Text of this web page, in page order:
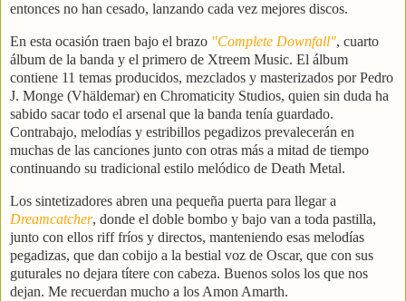
entonces no han cesado, lanzando cada vez mejores discos.
En esta ocasión traen bajo el brazo "Complete Downfall", cuarto
álbum de la banda y el primero de Xtreem Music. El álbum
contiene 11 temas producidos, mezclados y masterizados por Pedro
J. Monge (Vhäldemar) en Chromaticity Studios, quien sin duda ha
sabido sacar todo el arsenal que la banda tenía guardado.
Contrabajo, melodías y estribillos pegadizos prevalecerán en
muchas de las canciones junto con otras más a mitad de tiempo
continuando su tradicional estilo melódico de Death Metal.
Los sintetizadores abren una pequeña puerta para llegar a
Dreamcatcher, donde el doble bombo y bajo van a toda pastilla,
junto con ellos riff fríos y directos, manteniendo esas melodías
pegadizas, que dan cobijo a la bestial voz de Oscar, que con sus
guturales no dejara títere con cabeza. Buenos solos los que nos
dejan. Me recuerdan mucho a los Amon Amarth.